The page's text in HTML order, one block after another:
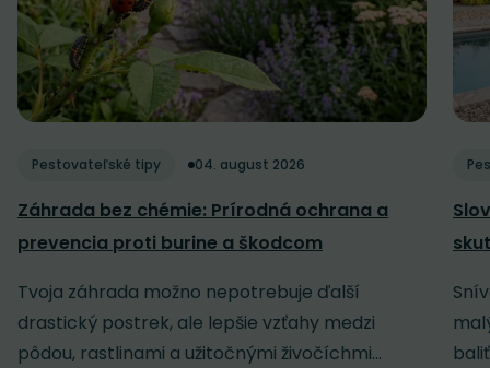
Pestovateľské tipy 04. august 2026
Záhrada bez chémie: Prírodná ochrana a
prevencia proti burine a škodcom
Tvoja záhrada možno nepotrebuje ďalší
drastický postrek, ale lepšie vzťahy medzi
pôdou, rastlinami a užitočnými živočíchmi...